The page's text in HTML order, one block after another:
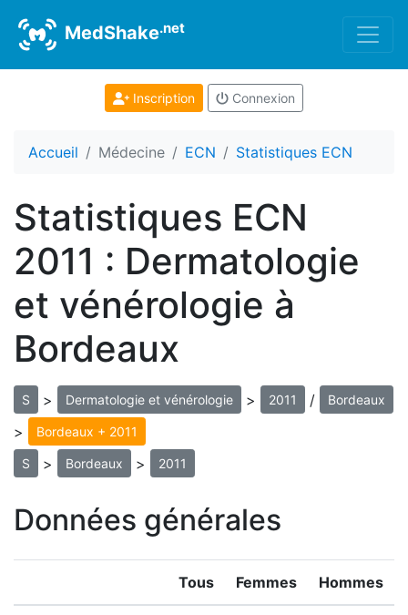
MedShake.net
Inscription Connexion
Accueil Médecine ECN Statistiques ECN
Statistiques ECN
2011 : Dermatologie
et vénérologie à
Bordeaux
S > Dermatologie et vénérologie > 2011 / Bordeaux
> Bordeaux + 2011
S > Bordeaux > 2011
Données générales
Tous Femmes Hommes